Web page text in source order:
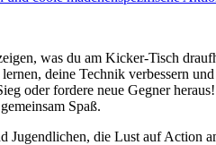
was du am Kicker-Tisch
deine Technik verbessern
oder fordere neue Gegner
Spaß.
die Lust auf Action